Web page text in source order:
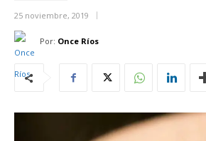
25 noviembre, 2019
Por: Once Ríos